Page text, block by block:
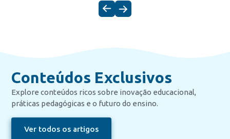
Conteúdos Exclusivos
Explore conteúdos ricos sobre inovação educacional,
práticas pedagógicas e o futuro do ensino.
Ver todos os artigos